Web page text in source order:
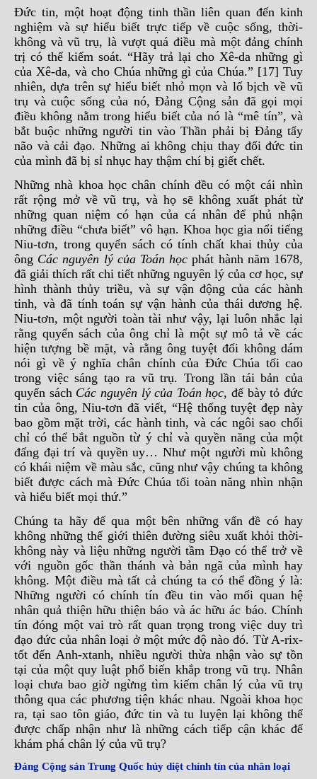
Đức tin, một hoạt động tinh thần liên quan đến kinh
nghiệm và sự hiểu biết trực tiếp về cuộc sống, thời-
không và vũ trụ, là vượt quá điều mà một đảng chính
trị có thể kiểm soát. “Hãy trả lại cho Xê-da những gì
của Xê-da, và cho Chúa những gì của Chúa.” [17] Tuy
nhiên, dựa trên sự hiểu biết nhỏ mọn và lố bịch về vũ
trụ và cuộc sống của nó, Đảng Cộng sản đã gọi mọi
điều không nằm trong hiểu biết của nó là “mê tín”, và
bắt buộc những người tin vào Thần phải bị Đảng tẩy
não và cải đạo. Những ai không chịu thay đổi đức tin
của mình đã bị sỉ nhục hay thậm chí bị giết chết.
Những nhà khoa học chân chính đều có một cái nhìn
rất rộng mở về vũ trụ, và họ sẽ không xuất phát từ
những quan niệm có hạn của cá nhân để phủ nhận
những điều “chưa biết” vô hạn. Khoa học gia nổi tiếng
Niu-tơn, trong quyển sách có tính chất khai thủy của
ông Các nguyên lý của Toán học phát hành năm 1678,
đã giải thích rất chi tiết những nguyên lý của cơ học, sự
hình thành thủy triều, và sự vận động của các hành
tinh, và đã tính toán sự vận hành của thái dương hệ.
Niu-tơn, một người toàn tài như vậy, lại luôn nhắc lại
rằng quyển sách của ông chỉ là một sự mô tả về các
hiện tượng bề mặt, và rằng ông tuyệt đối không dám
nói gì về ý nghĩa chân chính của Đức Chúa tối cao
trong việc sáng tạo ra vũ trụ. Trong lần tái bản của
quyển sách Các nguyên lý của Toán học, để bày tỏ đức
tin của ông, Niu-tơn đã viết, “Hệ thống tuyệt đẹp này
bao gồm mặt trời, các hành tinh, và các ngôi sao chổi
chỉ có thể bắt nguồn từ ý chỉ và quyền năng của một
đấng đại trí và quyền uy… Như một người mù không
có khái niệm về màu sắc, cũng như vậy chúng ta không
biết được cách mà Đức Chúa tối toàn năng nhìn nhận
và hiểu biết mọi thứ.”
Chúng ta hãy để qua một bên những vấn đề có hay
không những thế giới thiên đường siêu xuất khỏi thời-
không này và liệu những người tầm Đạo có thể trở về
với nguồn gốc thần thánh và bản ngã của mình hay
không. Một điều mà tất cả chúng ta có thể đồng ý là:
Những người có chính tín đều tin vào mối quan hệ
nhân quả thiện hữu thiện báo và ác hữu ác báo. Chính
tín đóng một vai trò rất quan trọng trong việc duy trì
đạo đức của nhân loại ở một mức độ nào đó. Từ A-rix-
tốt đến Anh-xtanh, nhiều người thừa nhận vào sự tồn
tại của một quy luật phổ biến khắp trong vũ trụ. Nhân
loại chưa bao giờ ngừng tìm kiếm chân lý của vũ trụ
thông qua các phương tiện khác nhau. Ngoài khoa học
ra, tại sao tôn giáo, đức tin và tu luyện lại không thể
được chấp nhận như là những cách tiếp cận khác để
khám phá chân lý của vũ trụ?
Đảng Cộng sản Trung Quốc hủy diệt chính tín của nhân loại